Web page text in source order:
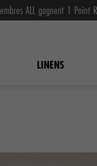
ALL gagnent 1 Point
LINENS